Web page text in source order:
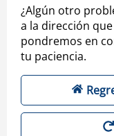
¿Algún otro
a la dirección
pondremos en
tu paciencia.